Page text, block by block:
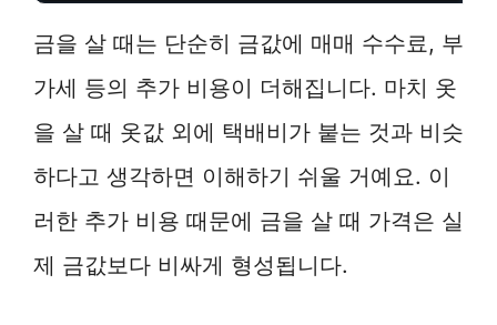
금을 살 때는 단순히 금값에 매매 수수료, 부
가세 등의 추가 비용이 더해집니다. 마치 옷
을 살 때 옷값 외에 택배비가 붙는 것과 비슷
하다고 생각하면 이해하기 쉬울 거예요. 이
러한 추가 비용 때문에 금을 살 때 가격은 실
제 금값보다 비싸게 형성됩니다.